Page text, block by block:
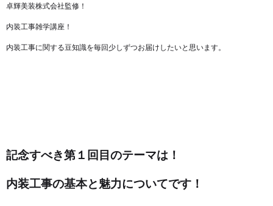
卓輝美装株式会社監修！
内装工事雑学講座！
内装工事に関する豆知識を毎回少しずつお届けしたいと思います。
記念すべき第１回目のテーマは！
内装工事の基本と魅力についてです！